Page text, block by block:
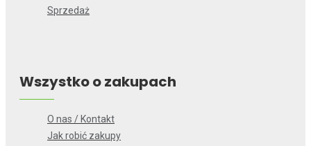
Sprzedaż
Wszystko o zakupach
O nas / Kontakt
Jak robić zakupy